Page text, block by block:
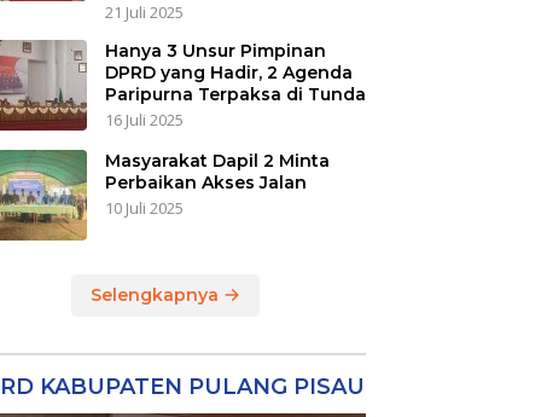
21 Juli 2025
Hanya 3 Unsur Pimpinan
DPRD yang Hadir, 2 Agenda
Paripurna Terpaksa di Tunda
16 Juli 2025
Masyarakat Dapil 2 Minta
Perbaikan Akses Jalan
10 Juli 2025
Selengkapnya
KABUPATEN PULANG PISAU